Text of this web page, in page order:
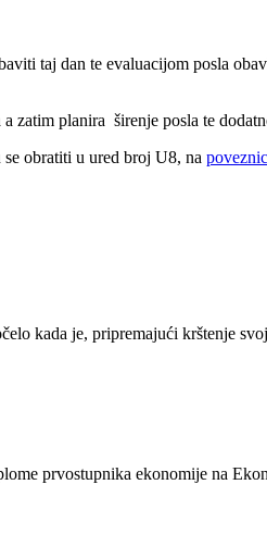
taj dan te evaluacijom posla
zatim planira širenje posla te
obratiti u ured broj U8, na
kada je, pripremajući krštenje
prvostupnika ekonomije na